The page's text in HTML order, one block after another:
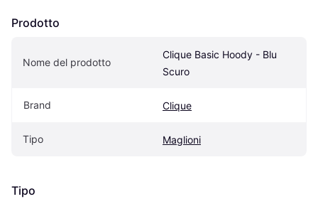
Prodotto
Nome del prodotto
Clique Basic Hoody - Blu
Scuro
Brand Clique
Tipo Maglioni
Tipo